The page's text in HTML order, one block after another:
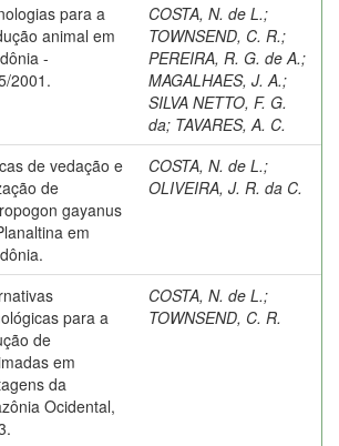
para a
animal em
-
2001.
COSTA, N. de L.;
TOWNSEND, C. R.;
PEREIRA, R. G. de A.;
MAGALHAES, J. A.;
SILVA NETTO, F. G.
da; TAVARES, A. C.
de vedação e
de
gayanus
em
COSTA, N. de L.;
OLIVEIRA, J. R. da C.
para a
de
em
da
Ocidental,
COSTA, N. de L.;
TOWNSEND, C. R.